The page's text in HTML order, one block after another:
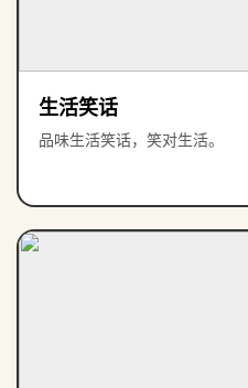
生活笑话
品味生活笑话，笑对生活。